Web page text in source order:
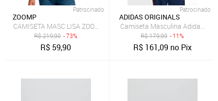
Patrocinado
ZOOMP
CAMISETA MASC LISA ZOOMP
R$219,90 - 73%
R$ 59,90
Patrocinado
ADIDAS ORIGINALS
Camiseta Masculina Adidas
R$179,99 - 11%
R$ 161,09 no Pix